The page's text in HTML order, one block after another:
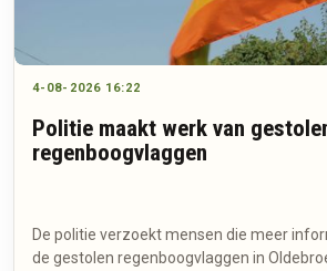
4-08-2026 16:22
Politie maakt werk van
regenboogvlaggen
De politie verzoekt mensen die meer
de gestolen regenboogvlaggen in